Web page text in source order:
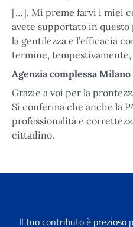
[…]. Mi preme farvi i miei
avete supportato in
la gentilezza e l’efficacia
termine,
Agenzia complessa
Grazie a voi per la
Si conferma che anche la
professionalità e
cittadino.
Il tuo contributo è prezioso